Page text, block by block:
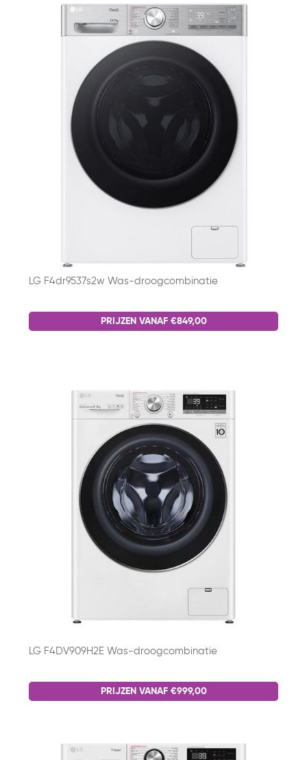
LG F4dr9537s2w Was-droogcombinatie
PRIJZEN VANAF €849,00
LG F4DV909H2E Was-droogcombinatie
PRIJZEN VANAF €999,00